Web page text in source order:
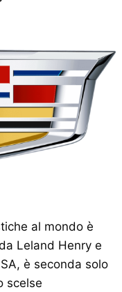
al mondo è
Leland Henry e
è seconda solo
scelse